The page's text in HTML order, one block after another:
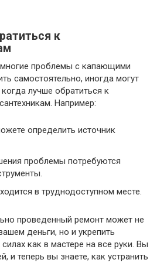
к
проблемы с капающими
самостоятельно, иногда могут
лучше обратиться к
Например:
определить источник
проблемы потребуются
в труднодоступном месте.
проведенный ремонт может не
деньги, но и укрепить
как в мастере на все руки. Вы
и теперь вы знаете, как устранить